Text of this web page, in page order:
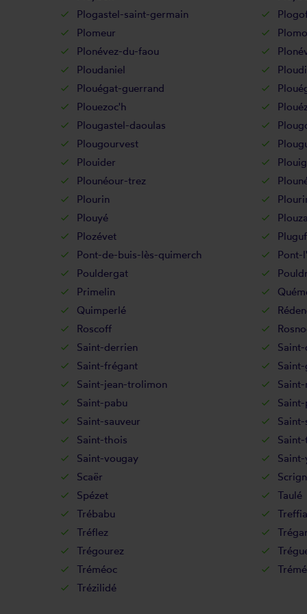
Plogastel-saint-germain
Plomeur
Plonévez-du-faou
Ploudaniel
Plouégat-guerrand
Plouezoc'h
Plougastel-daoulas
Plougourvest
Plouider
Plounéour-trez
Plourin
Plouyé
Plozévet
Pont-de-buis-lès-quimerch
Pont-
Pouldergat
Primelin
Quimperlé
Roscoff
Saint-derrien
Saint-frégant
Saint-jean-trolimon
Saint-pabu
Saint-sauveur
Saint-thois
Saint-vougay
Scaër
Spézet
Taulé
Trébabu
Tréflez
Trégourez
Tréméoc
Trézilidé